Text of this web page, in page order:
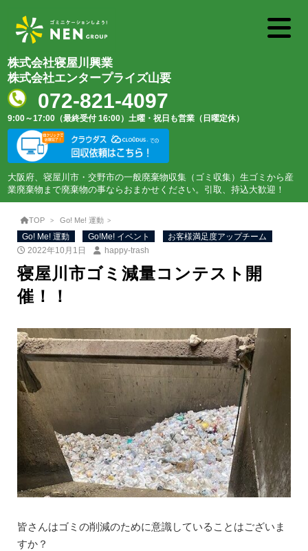
株式会社寝屋川興業
株式会社エンタープライズ山要
072-821-4097
9:00～17:00（最終受付 16:00） 土曜・祝日も営業（日曜定休）
大阪府、寝屋川市・交野市の一般廃棄物収集（ゴミ収集）生ゴミから産
業廃棄物まで廃棄物の事ならおまかせください。引取、持込大歓迎！
TOP Go! Me! 運動
Go! Me! 運動 Go!Me! イベント
お客様満足度アップチーム
2022年10月1日
happy-trash
寝屋川市ゴミ減量コンテスト開
催！！
皆さんはゴミの削減のために意識していることはございま
すか？